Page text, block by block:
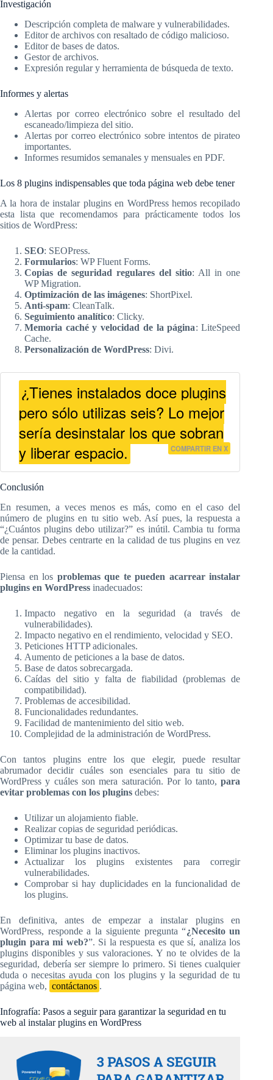
Investigación
Descripción completa de malware y vulnerabilidades.
Editor de archivos con resaltado de código malicioso.
Editor de bases de datos.
Gestor de archivos.
Expresión regular y herramienta de búsqueda de texto.
Informes y alertas
Alertas por correo electrónico sobre el resultado del
escaneado/limpieza del sitio.
Alertas por correo electrónico sobre intentos de pirateo
importantes.
Informes resumidos semanales y mensuales en PDF.
Los 8 plugins indispensables que toda página web debe tener
A la hora de instalar plugins en WordPress hemos recopilado
esta lista que recomendamos para prácticamente todos los
sitios de WordPress:
SEO: SEOPress.
Formularios: WP Fluent Forms.
Copias de seguridad regulares del sitio: All in one
WP Migration.
Optimización de las imágenes: ShortPixel.
Anti-spam: CleanTalk.
Seguimiento analítico: Clicky.
Memoria caché y velocidad de la página: LiteSpeed
Cache.
Personalización de WordPress: Divi.
¿Tienes instalados doce plugins
pero sólo utilizas seis? Lo mejor
sería desinstalar los que sobran
y liberar espacio.
COMPARTIR EN X
Conclusión
En resumen, a veces menos es más, como en el caso del
número de plugins en tu sitio web. Así pues, la respuesta a
“¿Cuántos plugins debo utilizar?” es inútil. Cambia tu forma
de pensar. Debes centrarte en la calidad de tus plugins en vez
de la cantidad.
Piensa en los problemas que te pueden acarrear instalar
plugins en WordPress inadecuados:
Impacto negativo en la seguridad (a través de
vulnerabilidades).
Impacto negativo en el rendimiento, velocidad y SEO.
Peticiones HTTP adicionales.
Aumento de peticiones a la base de datos.
Base de datos sobrecargada.
Caídas del sitio y falta de fiabilidad (problemas de
compatibilidad).
Problemas de accesibilidad.
Funcionalidades redundantes.
Facilidad de mantenimiento del sitio web.
Complejidad de la administración de WordPress.
Con tantos plugins entre los que elegir, puede resultar
abrumador decidir cuáles son esenciales para tu sitio de
WordPress y cuáles son mera saturación. Por lo tanto,para
evitar problemas con los plugins debes:
Utilizar un alojamiento fiable.
Realizar copias de seguridad periódicas.
Optimizar tu base de datos.
Eliminar los plugins inactivos.
Actualizar los plugins existentes para corregir
vulnerabilidades.
Comprobar si hay duplicidades en la funcionalidad de
los plugins.
En definitiva, antes de empezar a instalar plugins en
WordPress, responde a la siguiente pregunta “¿Necesito un
plugin para mi web?”. Si la respuesta es que sí, analiza los
plugins disponibles y sus valoraciones. Y no te olvides de la
seguridad, debería ser siempre lo primero. Si tienes cualquier
duda o necesitas ayuda con los plugins y la seguridad de tu
página web, contáctanos .
Infografía: Pasos a seguir para garantizar la seguridad en tu
web al instalar plugins en WordPress